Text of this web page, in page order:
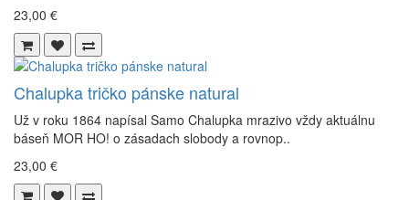
23,00 €
Chalupka tričko pánske natural
Už v roku 1864 napísal Samo Chalupka mrazivo vždy aktuálnu
báseň MOR HO! o zásadach slobody a rovnop..
23,00 €